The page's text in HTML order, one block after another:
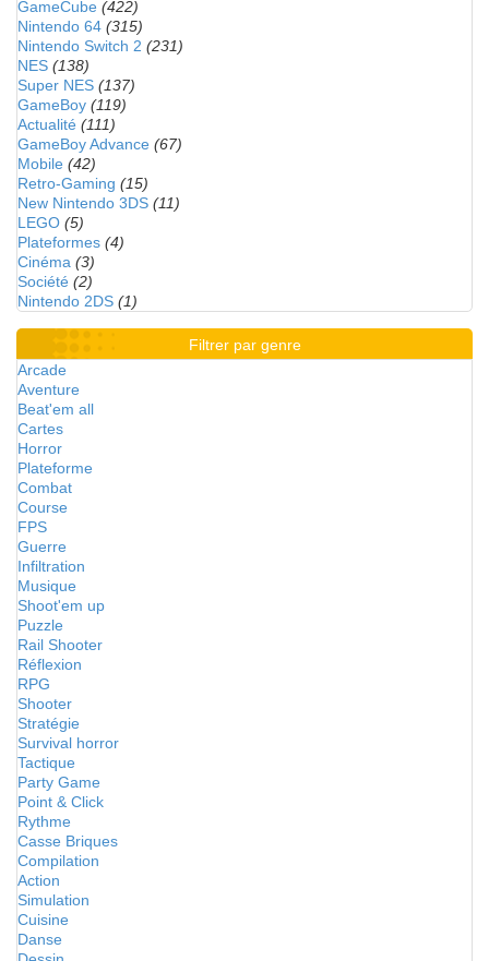
GameCube (422)
Nintendo 64 (315)
Nintendo Switch 2 (231)
NES (138)
Super NES (137)
GameBoy (119)
Actualité (111)
GameBoy Advance (67)
Mobile (42)
Retro-Gaming (15)
New Nintendo 3DS (11)
LEGO (5)
Plateformes (4)
Cinéma (3)
Société (2)
Nintendo 2DS (1)
Filtrer par genre
Arcade
Aventure
Beat'em all
Cartes
Horror
Plateforme
Combat
Course
FPS
Guerre
Infiltration
Musique
Shoot'em up
Puzzle
Rail Shooter
Réflexion
RPG
Shooter
Stratégie
Survival horror
Tactique
Party Game
Point & Click
Rythme
Casse Briques
Compilation
Action
Simulation
Cuisine
Danse